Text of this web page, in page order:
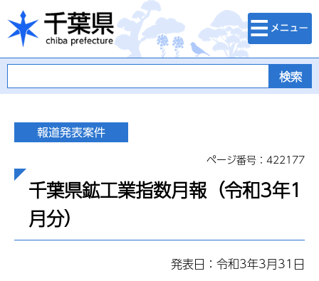
千葉県
検索・メニュ
ー
ページ番号：422177
千葉県鉱工業指数月報（令和3年1
月分）
発表日：令和3年3月31日